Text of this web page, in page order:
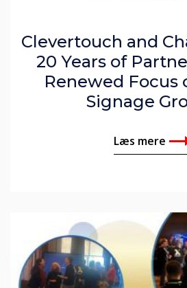
Clevertouch and
20 Years of
Renewed Focus
Signage
Læs mere